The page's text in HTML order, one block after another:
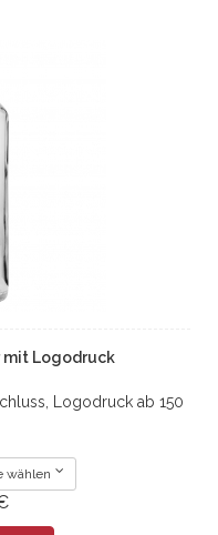
mit Logodruck
Logodruck ab 150
wählen